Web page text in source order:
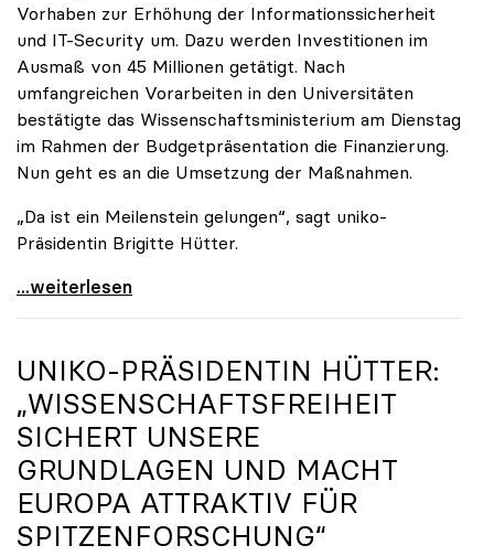
Vorhaben zur Erhöhung der Informationssicherheit
und IT-Security um. Dazu werden Investitionen im
Ausmaß von 45 Millionen getätigt. Nach
umfangreichen Vorarbeiten in den Universitäten
bestätigte das Wissenschaftsministerium am Dienstag
im Rahmen der Budgetpräsentation die Finanzierung.
Nun geht es an die Umsetzung der Maßnahmen.
„Da ist ein Meilenstein gelungen“, sagt uniko-
Präsidentin Brigitte Hütter.
Universitäten wappnen sich gegen zunehmende Gefahr
...weiterlesen
UNIKO-PRÄSIDENTIN HÜTTER:
„WISSENSCHAFTSFREIHEIT
SICHERT UNSERE
GRUNDLAGEN UND MACHT
EUROPA ATTRAKTIV FÜR
SPITZENFORSCHUNG“